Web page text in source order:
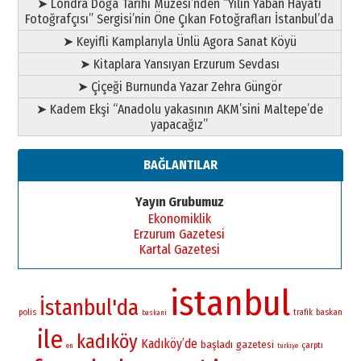
➤ Londra Doğa Tarihi Müzesi’nden “Yılın Yaban Hayatı
Fotoğrafçısı” Sergisi’nin Öne Çıkan Fotoğrafları İstanbul’da
➤ Keyifli Kamplarıyla Ünlü Agora Sanat Köyü
➤ Kitaplara Yansıyan Erzurum Sevdası
➤ Çiçeği Burnunda Yazar Zehra Güngör
➤ Kadem Ekşi “Anadolu yakasının AKM’sini Maltepe’de
yapacağız”
BAĞLANTILAR
Yayın Grubumuz
Ekonomiklik
Erzurum Gazetesi
Kartal Gazetesi
polis İstanbul'da baskani istanbul trafik baskan
ile en kadıköy Kadıköy’de başladı gazetesi turkiye çarptı